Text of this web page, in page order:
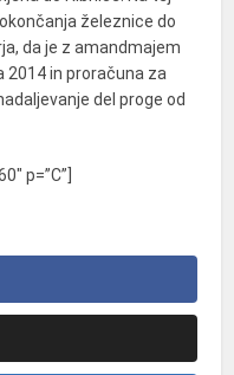
železnice do
da je z amandmajem
2014 in proračuna za
del proge od
p=”C”]